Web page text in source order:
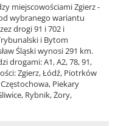
miejscowościami Zgierz -
wybranego wariantu
drogi 91 i 702 i
i Bytom
Śląski wynosi 291 km.
drogami: A1, A2, 78, 91,
Zgierz, Łódź, Piotrków
Piekary
Rybnik, Żory,